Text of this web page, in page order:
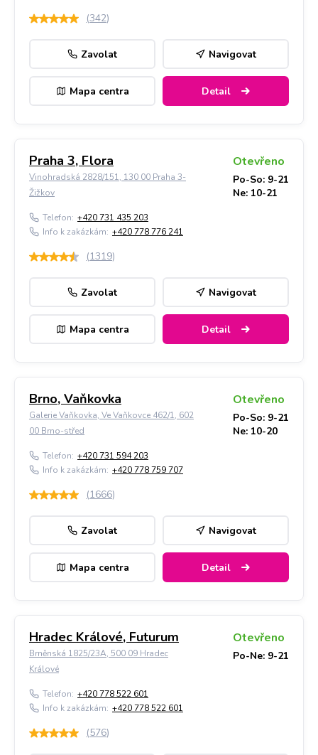
(342)
Zavolat Navigovat
Mapa centra Detail
Praha 3, Flora
Vinohradská 2828/151, 130 00 Praha 3-
Žižkov
Otevřeno
Po-So: 9-21
Ne: 10-21
Telefon: +420 731 435 203
Info k zakázkám: +420 778 776 241
(1319)
Zavolat Navigovat
Mapa centra Detail
Brno, Vaňkovka
Galerie Vaňkovka, Ve Vaňkovce 462/1, 602
00 Brno-střed
Otevřeno
Po-So: 9-21
Ne: 10-20
Telefon: +420 731 594 203
Info k zakázkám: +420 778 759 707
(1666)
Zavolat Navigovat
Mapa centra Detail
Hradec Králové, Futurum
Brněnská 1825/23A, 500 09 Hradec
Králové
Otevřeno
Po-Ne: 9-21
Telefon: +420 778 522 601
Info k zakázkám: +420 778 522 601
(576)